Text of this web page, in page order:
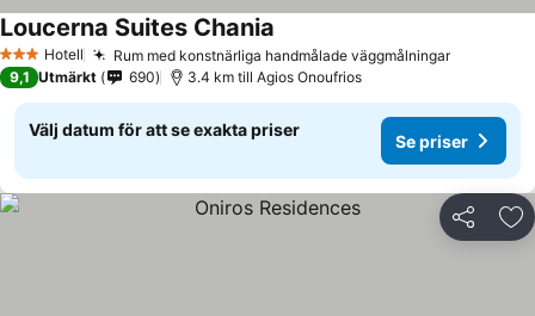
3 StjärnorHotell Rum med konstnärliga handmålade väggmålningar
Loucerna Suites Chania
9,1 Utmärkt 690 3.4 km till Agios Onoufrios
Välj datum för att se exakta priser
Se priser
Dela